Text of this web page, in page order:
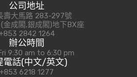
公司地址
壽大馬路 283-297號
金成閣,銀成閣)地下BX座
2842 1264
辦公時間
9:30 am to 6:30 pm
電話(中文/英文)
+853 6218 1277